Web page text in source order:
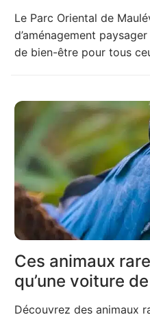
Le Parc Oriental de
d’aménagement
de bien-être pour tous
Ces animaux
qu’une voiture
Découvrez des animaux